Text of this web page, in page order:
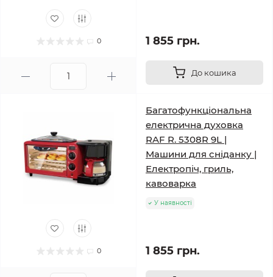
0 1 855 грн.
До кошика
0
Багатофункціональна
електрична духовка
RAF R. 5308R 9L |
Машини для сніданку |
Електропіч, гриль,
кавоварка
У наявності
1 855 грн.